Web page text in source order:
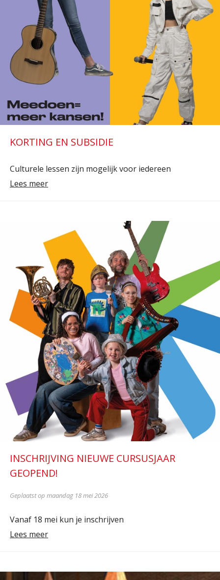
KORTING EN SUBSIDIE
Culturele lessen zijn mogelijk voor iedereen
Lees meer
INSCHRIJVING NIEUWE CURSUSJAAR
GEOPEND!
Geplaatst op maandag 18 mei 2026
Vanaf 18 mei kun je inschrijven
Lees meer